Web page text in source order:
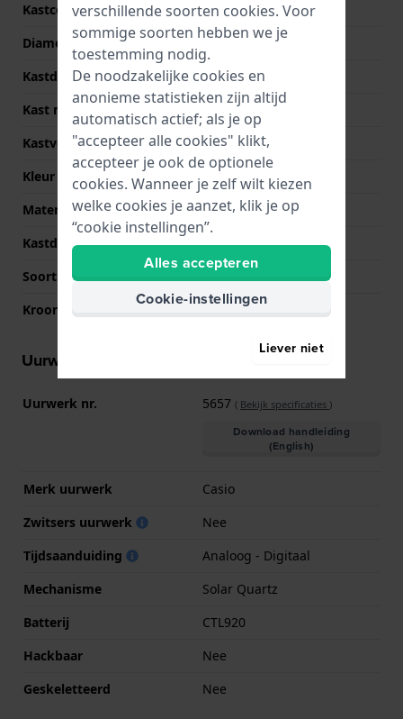
Kastcode
GST-B400BB
Diameter
50 mm
Kastdikte
13 mm
Kast materiaal
Roestvrij staal
Kastvorm
Rond
Kleur kast
Zwart
Materiaal kastdeksel
Roestvrij staal
Kastdeksel
Gedicht met schroefjes
Soort glas
Kroon
Trek kroon
Uurwerk informatie
Uurwerk nr. 5657 ( Bekijk specificaties )
Download handleiding
(English)
Merk uurwerk
Casio
Zwitsers uurwerk
Nee
Tijdsaanduiding
Analoog - Digitaal
Mechanisme
Solar Quartz
Batterij
CTL920
Hackbaar
Nee
Geskeletteerd
Nee
verschillende soorten cookies. Voor
sommige soorten hebben we je
toestemming nodig.
De noodzakelijke cookies en
anonieme statistieken zijn altijd
automatisch actief; als je op
"accepteer alle cookies" klikt,
accepteer je ook de optionele
cookies. Wanneer je zelf wilt kiezen
welke cookies je aanzet, klik je op
“cookie instellingen”.
Alles accepteren
Cookie-instellingen
Liever niet